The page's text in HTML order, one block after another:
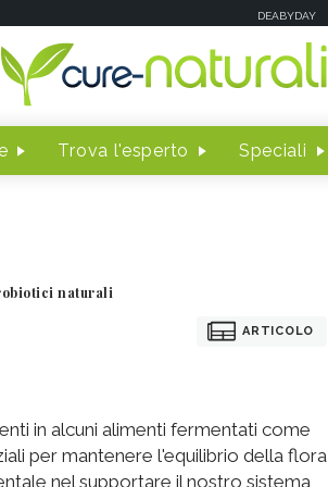
DEABYDAY
Trova l'esperto Speciali
naturali
ARTICOLO
in alcuni alimenti fermentati come
per mantenere l'equilibrio della flora
nel supportare il nostro sistema